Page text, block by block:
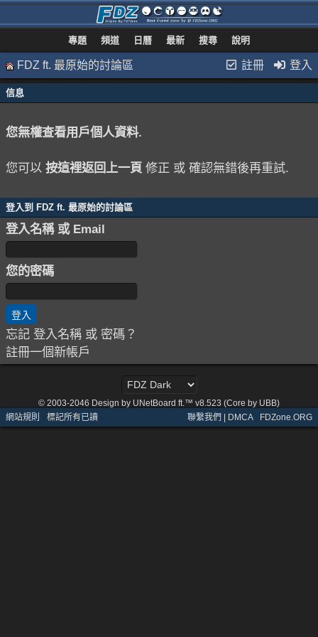
專題 頻道 日曆 最新 搜尋 說明
註冊 登入
FDZ ft. 最原始的討論區
信息
您無權查看用戶個人資料.
您可以 按這裡返回上一頁 修正 或 確認無錯後再重試.
登入到 FDZ ft. 最原始的討論區
登入名稱 或 Email
您的密碼
忘記 登入名稱 或 密碼？
註冊一個新帳戶
© 2003-2046 Design by UNetBoard ft.™ v8.523 (Core by UBB)
網站規則 · 標記所有已讀 聯繫我們 | DMCA· FDZone.ORG